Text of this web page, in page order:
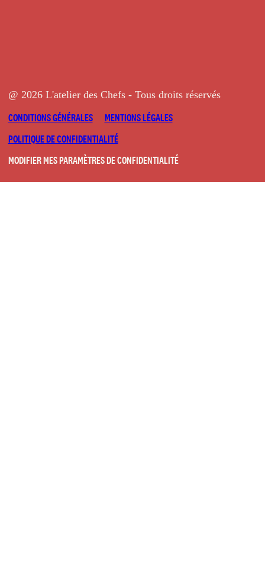
@ 2026 L'atelier des Chefs - Tous droits réservés
CONDITIONS GÉNÉRALES
MENTIONS LÉGALES
POLITIQUE DE CONFIDENTIALITÉ
MODIFIER MES PARAMÈTRES DE CONFIDENTIALITÉ